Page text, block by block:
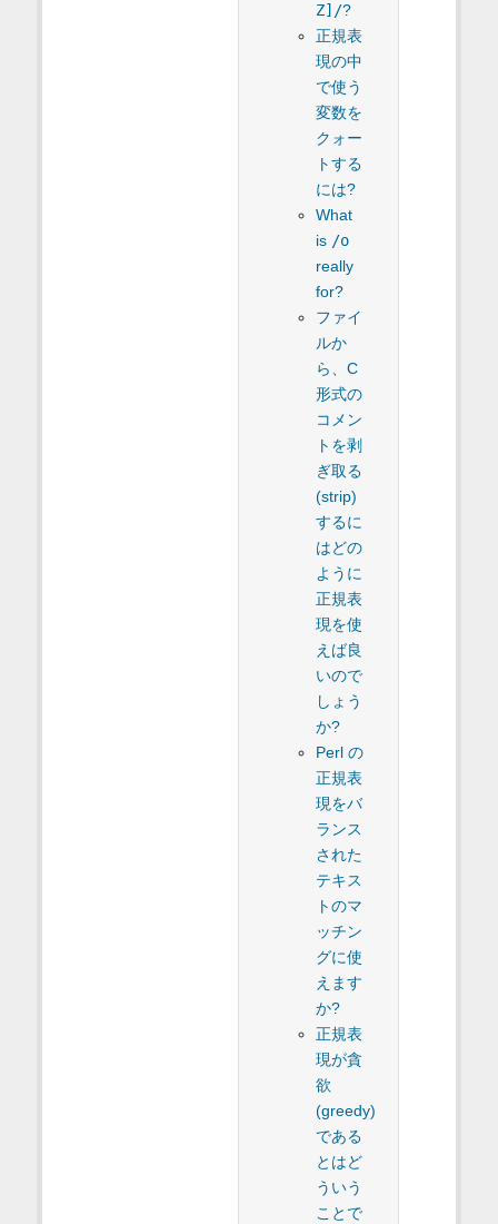
Z]/?
正規表
現の中
で使う
変数を
クォー
トする
には?
What
is /o
really
for?
ファイ
ルか
ら、C
形式の
コメン
トを剥
ぎ取る
(strip)
するに
はどの
ように
正規表
現を使
えば良
いので
しょう
か?
Perl の
正規表
現をバ
ランス
された
テキス
トのマ
ッチン
グに使
えます
か?
正規表
現が貪
欲
(greedy)
である
とはど
ういう
ことで